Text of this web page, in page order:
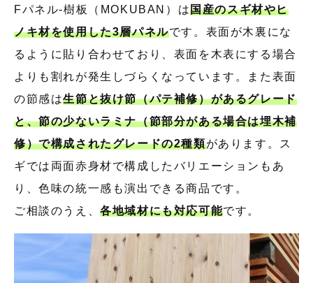
Fパネル-樹板（MOKUBAN）は国産のスギ材やヒ
ノキ材を使用した3層パネルです。表面が木裏にな
るように貼り合わせており、表面を木表にする場合
よりも割れが発生しづらくなっています。また表面
の節感は生節と抜け節（パテ補修）があるグレード
と、節の少ないラミナ（節部分がある場合は埋木補
修）で構成されたグレードの2種類があります。ス
ギでは両面赤身材で構成したバリエーションもあ
り、色味の統一感も演出できる商品です。
ご相談のうえ、各地域材にも対応可能です。